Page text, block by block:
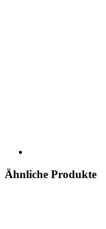
Ähnliche Produkte